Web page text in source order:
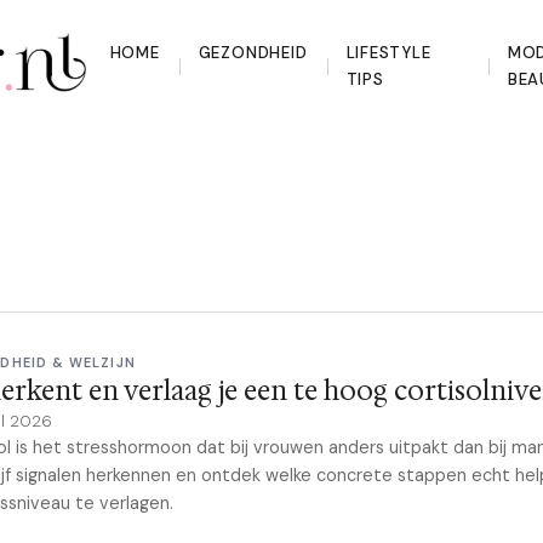
HOME GEZONDHEID
LIFESTYLE
TIPS
& WELZIJN
en verlaag je een te hoog
2026
is het stresshormoon dat bij vrouwen anders uitpakt dan bij
signalen herkennen en ontdek welke concrete stappen echt
te verlagen.